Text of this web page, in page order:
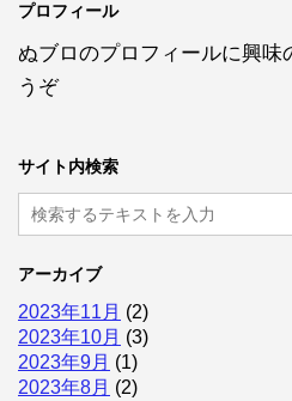
プロフィール
ぬブロのプロフィールに興味
うぞ
サイト内検索
アーカイブ
2023年11月 (2)
2023年10月 (3)
2023年9月 (1)
2023年8月 (2)